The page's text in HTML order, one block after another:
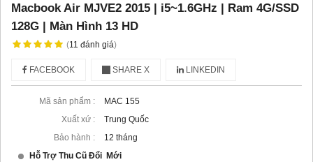
Macbook Air MJVE2 2015 | i5~1.6GHz | Ram 4G/SSD
128G | Màn Hình 13 HD
(11 đánh giá)
FACEBOOK SHARE X LINKEDIN
Mã sản phẩm :
MAC 155
Xuất xứ :
Trung Quốc
Bảo hành :
12 tháng
Hỗ Trợ Thu Cũ Đổi Mới